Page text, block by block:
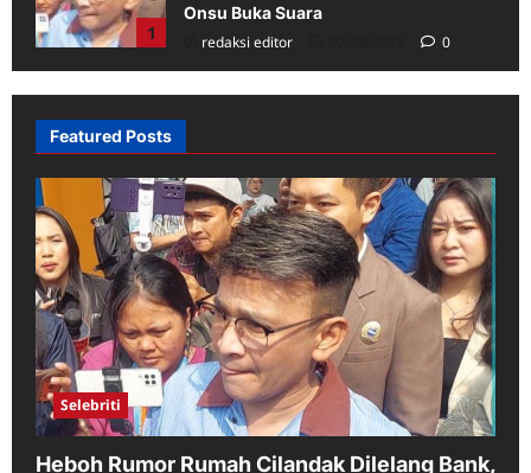
2
Penyebabnya
Redaksi
07/08/2026
Featured Posts
Selebriti
Heboh Rumor Rumah Cilandak Dilelang Bank,